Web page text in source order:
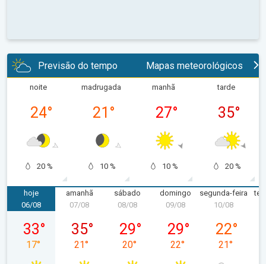
Previsão do tempo Mapas meteorológicos
noite
24°
20 %
madrugada
21 °
10 %
manhã
27°
10 %
tarde
35°
20 %
hoje
quinta-feira, 06/08
06/08
33°
17°
amanhã
sexta-feira, 07/08
07/08
35°
21°
sábado
sábado, 08/08
08/08
29°
20°
domingo
domingo, 09/08
09/08
29°
22°
segunda-feira
10/08
22°
21°